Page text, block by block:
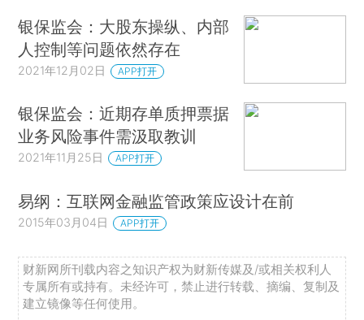
银保监会：大股东操纵、内部
人控制等问题依然存在
2021年12月02日 APP打开
银保监会：近期存单质押票据
业务风险事件需汲取教训
2021年11月25日 APP打开
易纲：互联网金融监管政策应设计在前
2015年03月04日 APP打开
财新网所刊载内容之知识产权为财新传媒及/或相关权利人
专属所有或持有。未经许可，禁止进行转载、摘编、复制及
建立镜像等任何使用。